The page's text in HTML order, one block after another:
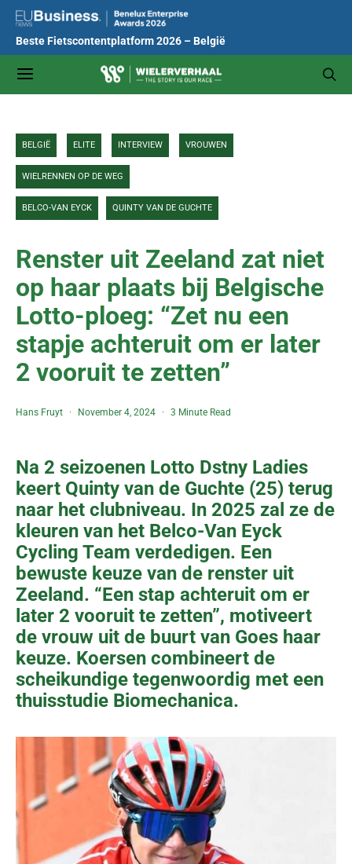
Beste Fietscontentplatform 2026 – België
BELGIË ELITE INTERVIEW VROUWEN
WIELRENNEN OP DE WEG
BELCO-VAN EYCK QUINTY VAN DE GUCHTE
Renster uit Zeeland zat niet
op haar plaats bij Belgische
Lotto-ploeg: “Zet nu een
stapje achteruit om er later
2 vooruit te zetten”
Hans Fruyt November 4, 2024 3 Minute Read
Na 2 seizoenen Lotto Dstny Ladies
keert Quinty van de Guchte (25) terug
naar het clubniveau. In 2025 zal ze de
kleuren van het Belco-Van Eyck
Cycling Team verdedigen. Een
bewuste keuze van de renster uit
Zeeland. “Een stap achteruit om er
later 2 vooruit te zetten”, motiveert
de vrouw uit de buurt van Goes haar
keuze. Koersen combineert de
scheikundige tegenwoordig met een
thuisstudie Biomechanica.